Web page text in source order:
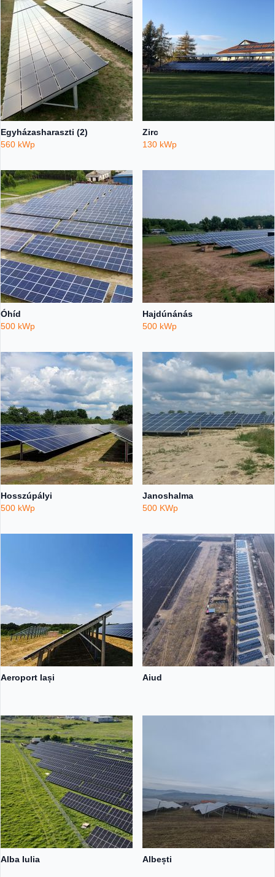
Egyházasharaszti (2)
560 kWp
Zirc
130 kWp
Óhíd
500 kWp
Hajdúnánás
500 kWp
Hosszúpályi
500 kWp
Janoshalma
500 KWp
Aeroport Iași Aiud
Alba Iulia Albești